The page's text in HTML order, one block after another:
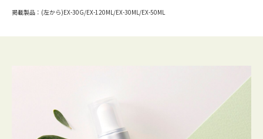
掲載製品：(左から)EX-30G/EX-120ML/EX-30ML/EX-50ML